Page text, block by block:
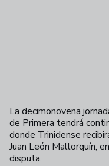
La decimonovena
de Primera tendrá
donde Trinidense
Juan León Mallorquín,
disputa.